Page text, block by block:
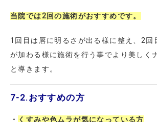
当院では2回の施術がおすすめです。
1回目は唇に明るさが出る様に整え、2回
が加わる様に施術を行う事でより美しく
と導きます。
7-2. おすすめの方
・ くすみや色ムラが気になっている方